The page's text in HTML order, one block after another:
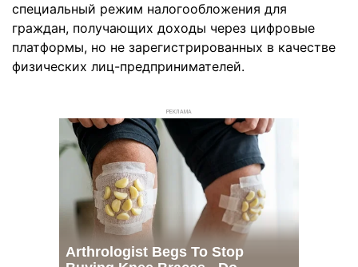
специальный режим налогообложения для
граждан, получающих доходы через цифровые
платформы, но не зарегистрированных в качестве
физических лиц-предпринимателей.
РЕКЛАМА